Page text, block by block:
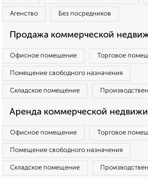
Агенство Без посредников
Продажа коммерческой
Офисное помещение Торговое
Помещение свободного назначения
Складское помещение
Аренда коммерческой
Офисное помещение Торговое
Помещение свободного назначения
Складское помещение